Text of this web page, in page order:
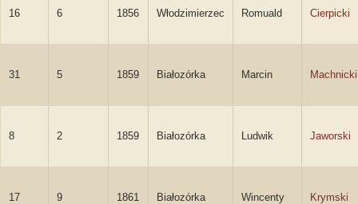
16 6 1856 Włodzimierzec Romuald Cierpicki
31 5 1859 Białozórka Marcin Machnicki
8 2 1859 Białozórka Ludwik Jaworski
17 9 1861 Białozórka Wincenty Krymski